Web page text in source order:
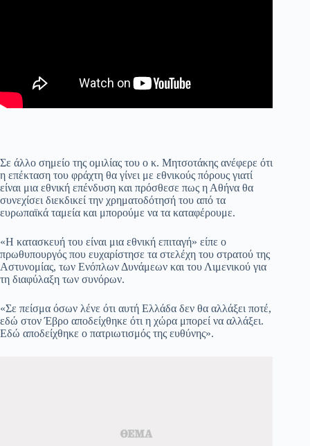
Σε άλλο σημείο της ομιλίας του ο κ. Μητσοτάκης ανέφερε ότι
η επέκταση του φράχτη θα γίνει με εθνικούς πόρους γιατί
είναι μια εθνική επένδυση και πρόσθεσε πως η Αθήνα θα
συνεχίσει διεκδικεί την χρηματοδότησή του από τα
ευρωπαϊκά ταμεία και μπορούμε να τα καταφέρουμε.
«Η κατασκευή του είναι μια εθνική επιταγή» είπε ο
πρωθυπουργός που ευχαρίστησε τα στελέχη του στρατού της
Αστυνομίας, των Ενόπλων Δυνάμεων και του Λιμενικού για
τη διαφύλαξη των συνόρων.
«Σε πείσμα όσων λένε ότι αυτή Ελλάδα δεν θα αλλάξει ποτέ,
εδώ στον Έβρο αποδείχθηκε ότι η χώρα μπορεί να αλλάξει.
Εδώ αποδείχθηκε ο πατριωτισμός της ευθύνης».